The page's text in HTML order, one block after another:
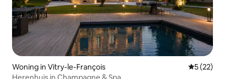
Woning in Vitry-le-François
5 (22)